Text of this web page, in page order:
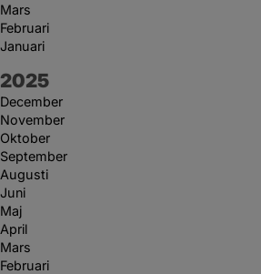
Mars
Februari
Januari
År:
2025
December
November
Oktober
September
Augusti
Juni
Maj
April
Mars
Februari